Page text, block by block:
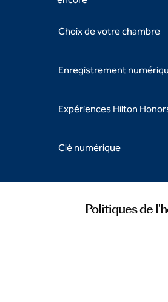
Choix de votre chambre
Enregistrement
Expériences Hilton
Clé numérique
Politiques de